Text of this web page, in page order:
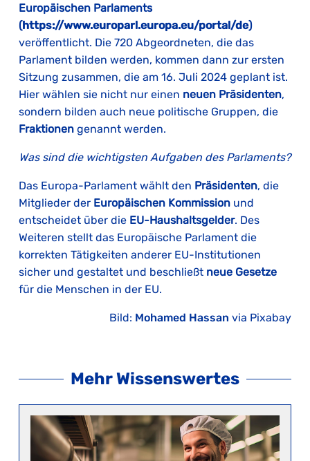
Europäischen Parlaments
(https://www.europarl.europa.eu/portal/de)
veröffentlicht. Die 720 Abgeordneten, die das
Parlament bilden werden, kommen dann zur ersten
Sitzung zusammen, die am 16. Juli 2024 geplant ist.
Hier wählen sie nicht nur einen neuen Präsidenten,
sondern bilden auch neue politische Gruppen, die
Fraktionen genannt werden.
Was sind die wichtigsten Aufgaben des Parlaments?
Das Europa-Parlament wählt den Präsidenten, die
Mitglieder der Europäischen Kommission und
entscheidet über die EU-Haushaltsgelder. Des
Weiteren stellt das Europäische Parlament die
korrekten Tätigkeiten anderer EU-Institutionen
sicher und gestaltet und beschließt neue Gesetze
für die Menschen in der EU.
Bild: Mohamed Hassan via Pixabay
Mehr Wissenswertes